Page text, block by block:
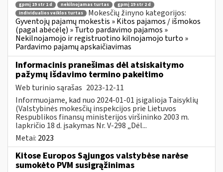
gpmį 19 str 1 d
nekilnojamas turtas
gpmį 19 str 2 d
individualios veiklos turtas
Mokesčių žinyno kategorijos:
Gyventojų pajamų mokestis » Kitos pajamos / išmokos
(pagal abėcėlę) » Turto pardavimo pajamos »
Nekilnojamojo ir registruotino kilnojamojo turto »
Pardavimo pajamų apskaičiavimas
Informacinis pranešimas dėl atsiskaitymo
pažymų išdavimo termino pakeitimo
Web turinio sąrašas 2023-12-11
Informuojame, kad nuo 2024-01-01 įsigalioja Taisyklių
(Valstybinės mokesčių inspekcijos prie Lietuvos
Respublikos finansų ministerijos viršininko 2003 m.
lapkričio 18 d. įsakymas Nr. V-298 „Dėl...
Metai: 2023
Kitose Europos Sąjungos valstybėse narėse
sumokėto PVM susigrąžinimas